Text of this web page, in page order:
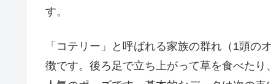
す。
「コテリー」と呼ばれる家族の群れ（1頭
徴です。後ろ足で立ち上がって草を食べた